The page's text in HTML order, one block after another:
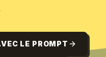
LE PROMPT